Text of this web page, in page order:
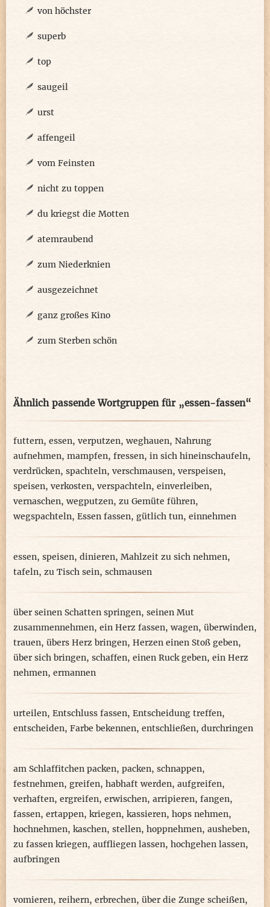
von höchster
superb
top
saugeil
urst
affengeil
vom Feinsten
nicht zu toppen
du kriegst die Motten
atemraubend
zum Niederknien
ausgezeichnet
ganz großes Kino
zum Sterben schön
Ähnlich passende Wortgruppen für „essen-fassen“
futtern, essen, verputzen, weghauen, Nahrung
aufnehmen, mampfen, fressen, in sich hineinschaufeln,
verdrücken, spachteln, verschmausen, verspeisen,
speisen, verkosten, verspachteln, einverleiben,
vernaschen, wegputzen, zu Gemüte führen,
wegspachteln, Essen fassen, gütlich tun, einnehmen
essen, speisen, dinieren, Mahlzeit zu sich nehmen,
tafeln, zu Tisch sein, schmausen
über seinen Schatten springen, seinen Mut
zusammennehmen, ein Herz fassen, wagen, überwinden,
trauen, übers Herz bringen, Herzen einen Stoß geben,
über sich bringen, schaffen, einen Ruck geben, ein Herz
nehmen, ermannen
urteilen, Entschluss fassen, Entscheidung treffen,
entscheiden, Farbe bekennen, entschließen, durchringen
am Schlaffitchen packen, packen, schnappen,
festnehmen, greifen, habhaft werden, aufgreifen,
verhaften, ergreifen, erwischen, arripieren, fangen,
fassen, ertappen, kriegen, kassieren, hops nehmen,
hochnehmen, kaschen, stellen, hoppnehmen, ausheben,
zu fassen kriegen, auffliegen lassen, hochgehen lassen,
aufbringen
vomieren, reihern, erbrechen, über die Zunge scheißen,